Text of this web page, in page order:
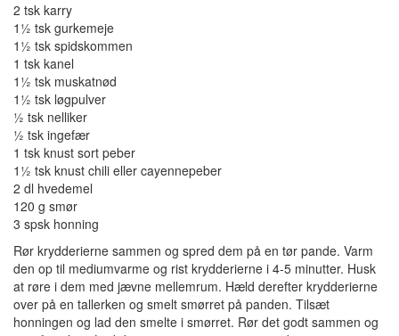
2 tsk karry
1½ tsk gurkemeje
1½ tsk spidskommen
1 tsk kanel
1½ tsk muskatnød
1½ tsk løgpulver
½ tsk nelliker
½ tsk ingefær
1 tsk knust sort peber
1½ tsk knust chili eller cayennepeber
2 dl hvedemel
120 g smør
3 spsk honning
Rør krydderierne sammen og spred dem på en tør pande. Varm
den op til mediumvarme og rist krydderierne i 4-5 minutter. Husk
at røre i dem med jævne mellemrum. Hæld derefter krydderierne
over på en tallerken og smelt smørret på panden. Tilsæt
honningen og lad den smelte i smørret. Rør det godt sammen og